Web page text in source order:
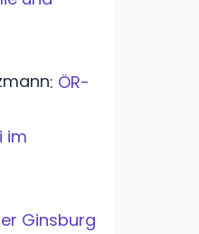
: ÖR-
im
Ginsburg